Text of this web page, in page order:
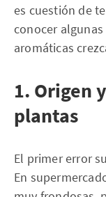
es cuestión de
conocer
aromáticas
1. Origen
plantas
El primer error
En